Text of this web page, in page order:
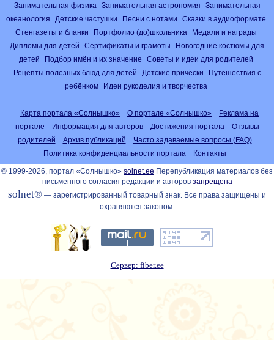
Занимательная физика
Занимательная астрономия
Занимательная
океанология
Детские частушки Песни с нотами
Сказки в аудиоформате
Стенгазеты и бланки
Портфолио (до)школьника
Медали и награды
Дипломы для детей
Сертификаты и грамоты
Новогодние костюмы для
детей
Подбор имён и их значение
Советы и идеи для родителей
Рецепты полезных блюд для детей
Детские причёски
Путешествия с
ребёнком
Идеи рукоделия и творчества
Карта портала «Солнышко» О портале «Солнышко»
Реклама на
портале
Информация для авторов Достижения портала
Отзывы
родителей
Архив публикаций
Часто задаваемые вопросы (FAQ)
Политика конфиденциальности портала
Контакты
© 1999-2026, портал «Солнышко» solnet.ee Перепубликация материалов без
письменного согласия редакции и авторов запрещена
solnet® — зарегистрированный товарный знак. Все права защищены и
охраняются законом.
Сервер: fiber.ee